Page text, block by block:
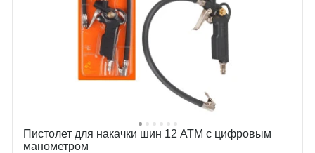
Пистолет для накачки шин 12 АТМ с цифровым
манометром